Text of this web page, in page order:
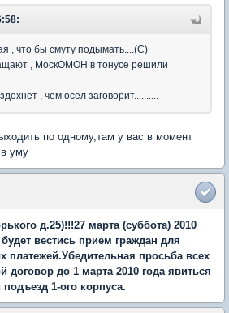
, что бы смуту подымать....(С)
, МоскОМОН в тонусе решили
, чем осёл заговорит..........
по одному,там у вас в момент
в уму
д.25)!!!27 марта (суббота) 2010
вестись прием граждан для
просьба всех
договор до 1 марта 2010 года явиться
1-ого корпуса.